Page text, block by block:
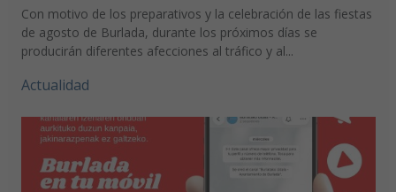
Con motivo de los preparativos y la celebración de las fiestas
de agosto de Burlada, durante los próximos días se
producirán diferentes afecciones al tráfico y al...
Actualidad